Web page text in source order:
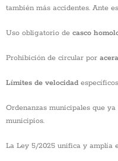
también más accidentes. Ante
Uso obligatorio de casco
Prohibición de circular por
Límites de velocidad
Ordenanzas municipales que
municipios.
La Ley 5/2025 unifica y amplía